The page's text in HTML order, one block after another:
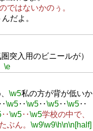
ではないかのぅ。
だよ。
突入用のビニールが）
\e
\w5私の方が背が低いか
\w5‥\w5‥\w5‥\w5‥
‥\w5‥\w5学校の中で、
ぶん。 \w9\w9\h\n\n[half]